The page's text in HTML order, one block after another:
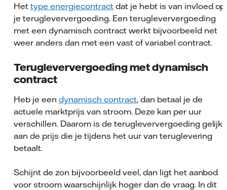
Het type energiecontractdat je hebt is van invloed op
je terugleververgoeding. Een terugleververgoeding
met een dynamisch contract werkt bijvoorbeeld net
weer anders dan met een vast of variabel contract.
Terugleververgoeding met dynamisch
contract
Heb je een dynamisch contract, dan betaal je de
actuele marktprijs van stroom. Deze kan per uur
verschillen. Daarom is de terugleververgoeding gelijk
aan de prijs die je tijdens het uur van teruglevering
betaalt.
Schijnt de zon bijvoorbeeld veel, dan ligt het aanbod
voor stroom waarschijnlijk hoger dan de vraag. In dit